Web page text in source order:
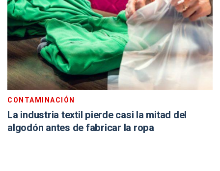
CONTAMINACIÓN
La industria textil pierde casi la mitad del
algodón antes de fabricar la ropa